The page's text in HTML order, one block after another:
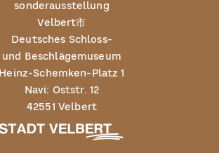
sonderausstellung
Velbert市
Deutsches Schloss-
und Beschlägemuseum
Heinz-Schemken-Platz 1
Navi: Oststr. 12
42551 Velbert